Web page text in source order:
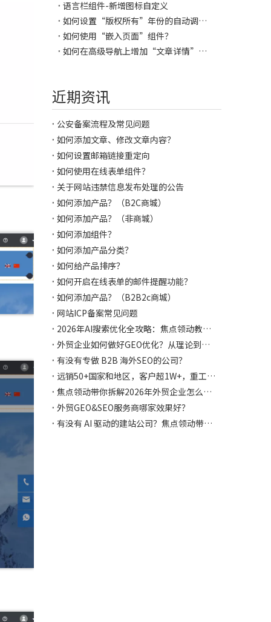
语言栏组件-新增图标自定义
如何设置“版权所有”年份的自动调节？
如何使用“嵌入页面”组件？
如何在高级导航上增加“文章详情”类型的导航项？
近期资讯
公安备案流程及常见问题
如何添加文章、修改文章内容？
如何设置邮箱链接重定向
如何使用在线表单组件？
关于网站违禁信息发布处理的公告
如何添加产品？（B2C商城）
如何添加产品？（非商城）
如何添加组件？
如何添加产品分类？
如何给产品排序？
如何开启在线表单的邮件提醒功能？
如何添加产品？（B2B2c商城）
网站ICP备案常见问题
2026年AI搜索优化全攻略：焦点领动教你13个策略让外贸独立站在AI时代抢占流量先机
外贸企业如何做好GEO优化？从理论到实战，焦点领动教会你如何让AI主动推荐你！
有没有专做 B2B 海外SEO的公司？
远销50+国家和地区，客户超1W+，重工设备如何与焦点领动合作独立站突破获客困局，斩获千万海外订单！
焦点领动带你拆解2026年外贸企业怎么辨别建站公司多语言是否专业？怎么选择？
外贸GEO&SEO服务商哪家效果好？
有没有 AI 驱动的建站公司？焦点领动带你详细拆解2026年的AI驱动建站公司是什么样！